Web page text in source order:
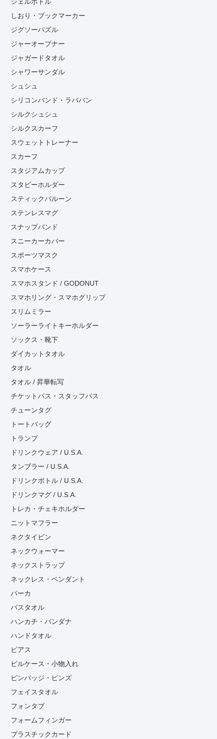
ジェルボトル
しおり・ブックマーカー
ジグソーパズル
ジャーオープナー
ジャガードタオル
シャワーサンダル
シュシュ
シリコンバンド・ラババン
シルクシュシュ
シルクスカーフ
スウェットトレーナー
スカーフ
スタジアムカップ
スタビーホルダー
スティックバルーン
ステンレスマグ
スナップバンド
スニーカーカバー
スポーツマスク
スマホケース
スマホスタンド / GODONUT
スマホリング・スマホグリップ
スリムミラー
ソーラーライトキーホルダー
ソックス・靴下
ダイカットタオル
タオル
タオル / 昇華転写
チケットパス・スタッフパス
チューンタグ
トートバッグ
トランプ
ドリンクウェア / U.S.A.
タンブラー / U.S.A.
ドリンクボトル / U.S.A.
ドリンクマグ / U.S.A.
トレカ・チェキホルダー
ニットマフラー
ネクタイピン
ネックウォーマー
ネックストラップ
ネックレス・ペンダント
パーカ
バスタオル
ハンカチ・バンダナ
ハンドタオル
ピアス
ピルケース・小物入れ
ピンバッジ・ピンズ
フェイスタオル
フォンタブ
フォームフィンガー
プラスチックカード